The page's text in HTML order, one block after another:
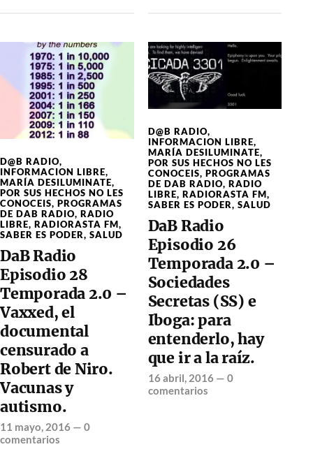
D@B RADIO,
INFORMACION LIBRE,
MARÍA DESILUMINATE,
POR SUS HECHOS NO LES
CONOCEIS, PROGRAMAS
DE DAB RADIO, RADIO
LIBRE, RADIORASTA FM,
SABER ES PODER, SALUD
DaB Radio
Episodio 28
Temporada 2.0 –
Vaxxed, el
documental
censurado a
Robert de Niro.
Vacunas y
autismo.
11 mayo, 2016 — 0
comentarios
D@B RADIO,
INFORMACION LIBRE,
MARÍA DESILUMINATE,
POR SUS HECHOS NO LES
CONOCEIS, PROGRAMAS
DE DAB RADIO, RADIO
LIBRE, RADIORASTA FM,
SABER ES PODER, SALUD
DaB Radio
Episodio 26
Temporada 2.0 –
Sociedades
Secretas (SS) e
Iboga: para
entenderlo, hay
que ir a la raíz.
16 abril, 2016— 0
comentarios